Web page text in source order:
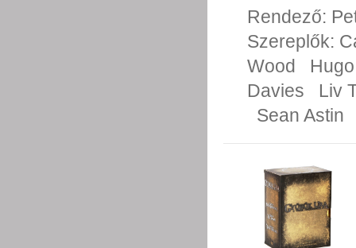
Rendező:
Szereplők:
Wood
Davies
Liv
Sean Astin